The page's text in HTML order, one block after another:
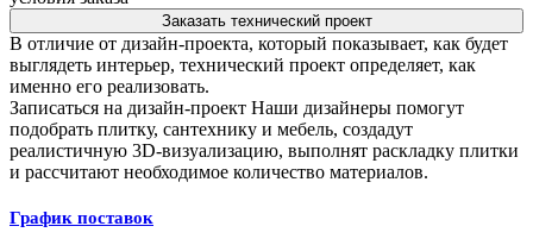
Заказать технический проект
В отличие от дизайн-проекта, который показывает, как будет
выглядеть интерьер, технический проект определяет, как
именно его реализовать.
Записаться на дизайн-проект Наши дизайнеры помогут
подобрать плитку, сантехнику и мебель, создадут
реалистичную 3D-визуализацию, выполнят раскладку плитки
и рассчитают необходимое количество материалов.
График поставок